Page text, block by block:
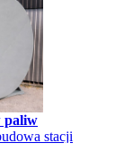
paliw
stacji